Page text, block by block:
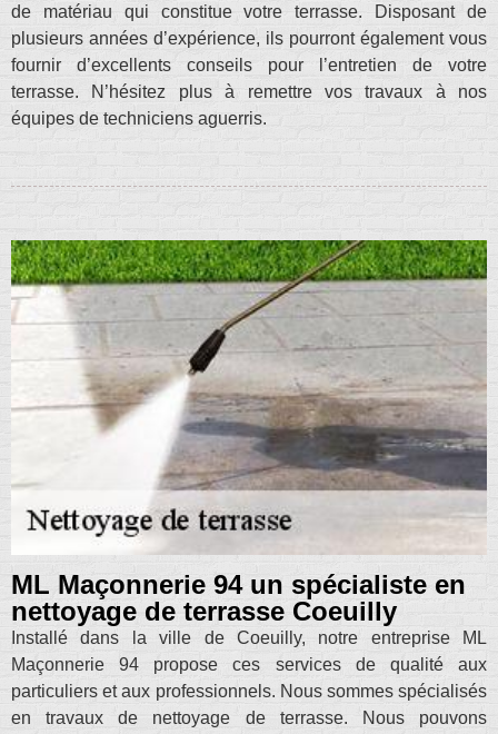
de matériau qui constitue votre terrasse. Disposant de
plusieurs années d’expérience, ils pourront également vous
fournir d’excellents conseils pour l’entretien de votre
terrasse. N’hésitez plus à remettre vos travaux à nos
équipes de techniciens aguerris.
ML Maçonnerie 94 un spécialiste en
nettoyage de terrasse Coeuilly
Installé dans la ville de Coeuilly, notre entreprise ML
Maçonnerie 94 propose ces services de qualité aux
particuliers et aux professionnels. Nous sommes spécialisés
en travaux de nettoyage de terrasse. Nous pouvons